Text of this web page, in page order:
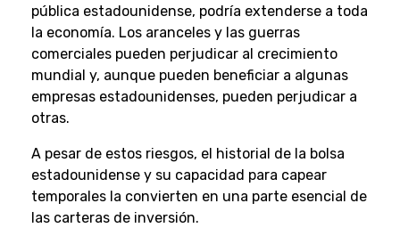
pública estadounidense, podría extenderse a toda
la economía. Los aranceles y las guerras
comerciales pueden perjudicar al crecimiento
mundial y, aunque pueden beneficiar a algunas
empresas estadounidenses, pueden perjudicar a
otras.
A pesar de estos riesgos, el historial de la bolsa
estadounidense y su capacidad para capear
temporales la convierten en una parte esencial de
las carteras de inversión.